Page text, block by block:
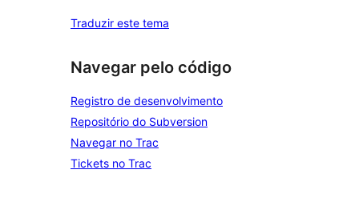
Traduzir este tema
Navegar pelo código
Registro de desenvolvimento
Repositório do Subversion
Navegar no Trac
Tickets no Trac